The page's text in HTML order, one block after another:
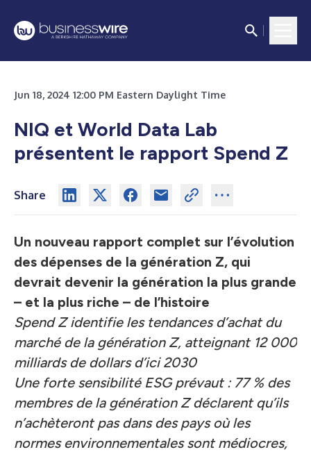
Jun 18, 2024 12:00 PM Eastern Daylight Time
NIQ et World Data Lab
présentent le rapport Spend Z
Share
Un nouveau rapport complet sur l’évolution
des dépenses de la génération Z, qui
devrait devenir la génération la plus grande
– et la plus riche – de l’histoire
Spend Z identifie les tendances d’achat du
marché de la génération Z, atteignant 12 000
milliards de dollars d’ici 2030
Une forte sensibilité ESG prévaut : 77 % des
membres de la génération Z déclarent qu’ils
n’achèteront pas dans des pays où les
normes environnementales sont médiocres,